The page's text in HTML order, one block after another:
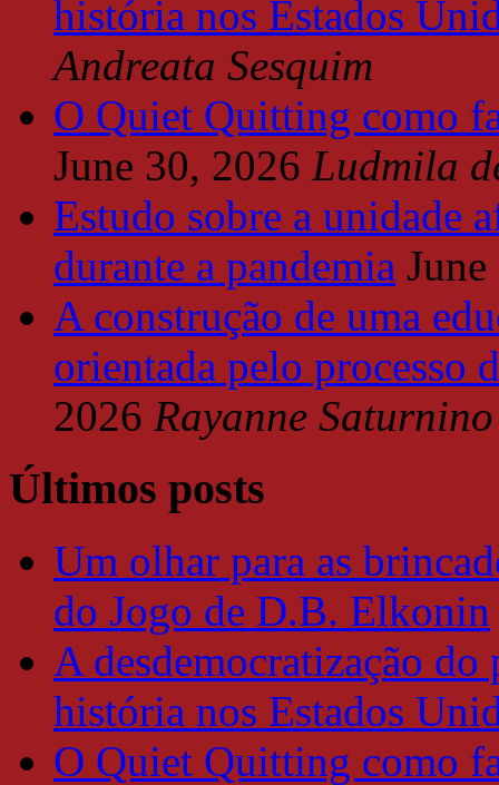
história nos Estados
Andreata Sesquim
O Quiet Quitting como
June 30, 2026 Ludmila
Estudo sobre a unidade
durante a pandemia
A construção de uma
orientada pelo processo
2026 Rayanne
Últimos posts
Um olhar para as
do Jogo de D.B. Elkonin
A desdemocratização do
história nos Estados
O Quiet Quitting como